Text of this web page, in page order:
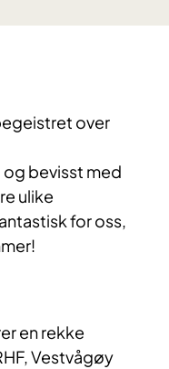
over
bevisst med
ulike
for oss,
en rekke
Vestvågøy